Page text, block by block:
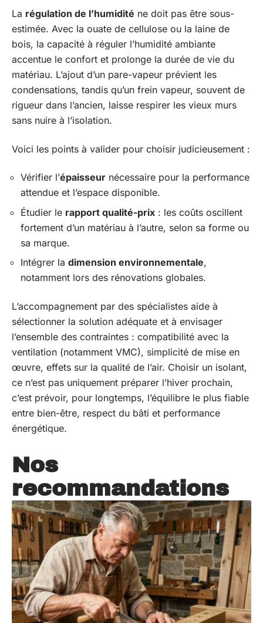
La régulation de l’humidité ne doit pas être sous-
estimée. Avec la ouate de cellulose ou la laine de
bois, la capacité à réguler l’humidité ambiante
accentue le confort et prolonge la durée de vie du
matériau. L’ajout d’un pare-vapeur prévient les
condensations, tandis qu’un frein vapeur, souvent de
rigueur dans l’ancien, laisse respirer les vieux murs
sans nuire à l’isolation.
Voici les points à valider pour choisir judicieusement :
Vérifier l’épaisseur nécessaire pour la performance
attendue et l’espace disponible.
Étudier le rapport qualité-prix : les coûts oscillent
fortement d’un matériau à l’autre, selon sa forme ou
sa marque.
Intégrer la dimension environnementale,
notamment lors des rénovations globales.
L’accompagnement par des spécialistes aide à
sélectionner la solution adéquate et à envisager
l’ensemble des contraintes : compatibilité avec la
ventilation (notamment VMC), simplicité de mise en
œuvre, effets sur la qualité de l’air. Choisir un isolant,
ce n’est pas uniquement préparer l’hiver prochain,
c’est prévoir, pour longtemps, l’équilibre le plus fiable
entre bien-être, respect du bâti et performance
énergétique.
Nos
recommandations